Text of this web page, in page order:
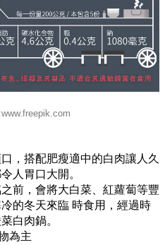
，搭配肥瘦適中的白肉讓人久
人胃口大開。
前，會將大白菜、紅蘿蔔等豐
的冬天來臨 時食用，經過時
白肉鍋。
為主